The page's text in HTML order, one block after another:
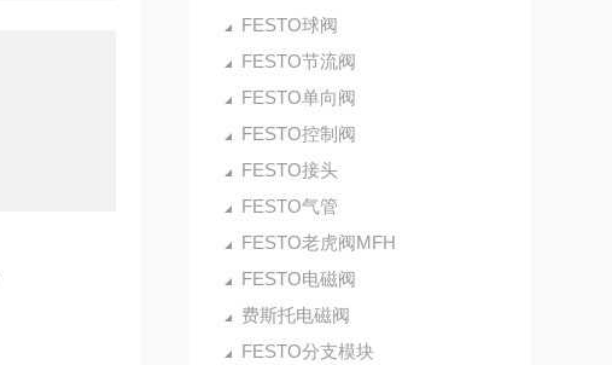
FESTO球阀
FESTO节流阀
FESTO单向阀
FESTO控制阀
FESTO接头
FESTO气管
FESTO老虎阀MFH
FESTO电磁阀
费斯托电磁阀
FESTO分支模块